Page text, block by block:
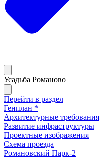
Усадьба Романово
Перейти в раздел
Генплан *
Архитектурные требования
Развитие инфраструктуры
Проектные изображения
Схема проезда
Романовский Парк-2